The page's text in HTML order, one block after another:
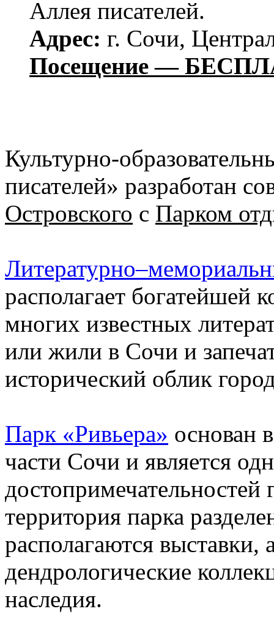
Аллея писателей.
Адрес: г. Сочи,
Посещение —
Культурно-
писателей» разработан
Островского с Парком
располагает богатейшей
многих известных
или жили в Сочи и
исторический облик
Парк «Ривьера» основан
части Сочи и является
территория парка
располагаются выставки,
дендрологические
наследия.